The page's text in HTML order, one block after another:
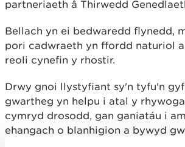
partneriaeth â Thirwedd
Bellach yn ei bedwaredd flynedd,
pori cadwraeth yn ffordd naturiol
reoli cynefin y rhostir.
Drwy gnoi llystyfiant sy'n tyfu'n
gwartheg yn helpu i atal y
cymryd drosodd, gan ganiatáu i
ehangach o blanhigion a bywyd